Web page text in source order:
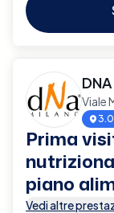
Viale
Prima
piano
Vedi altre